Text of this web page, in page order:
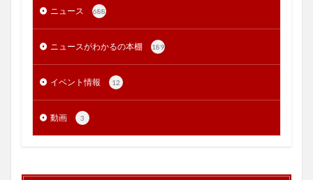
ニュース 688
ニュースがわかるの本棚 189
イベント情報 12
動画 3